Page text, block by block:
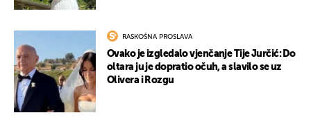
RASKOŠNA PROSLAVA
Ovako je izgledalo vjenčanje Tije Jurčić: Do
oltara ju je dopratio očuh, a slavilo se uz
Olivera i Rozgu